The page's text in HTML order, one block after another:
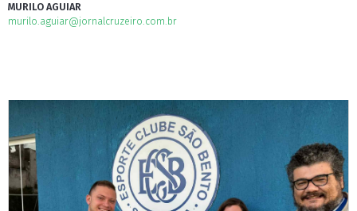
MURILO AGUIAR
murilo.aguiar@jornalcruzeiro.com.br